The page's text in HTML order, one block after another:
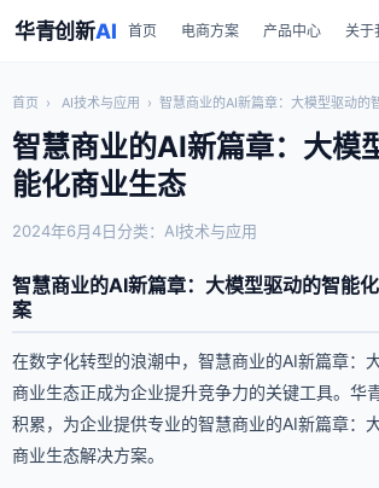
华青创新AI 首页 电商方案 产品中心 关于
首页 › AI技术与应用 › 智慧商业的AI新篇章：大模型驱动的
智慧商业的AI新篇章：大模
能化商业生态
2024年6月4日分类：AI技术与应用
智慧商业的AI新篇章：大模型驱动的智能
案
在数字化转型的浪潮中，智慧商业的AI新篇章：
商业生态正成为企业提升竞争力的关键工具。华
积累，为企业提供专业的智慧商业的AI新篇章：
商业生态解决方案。